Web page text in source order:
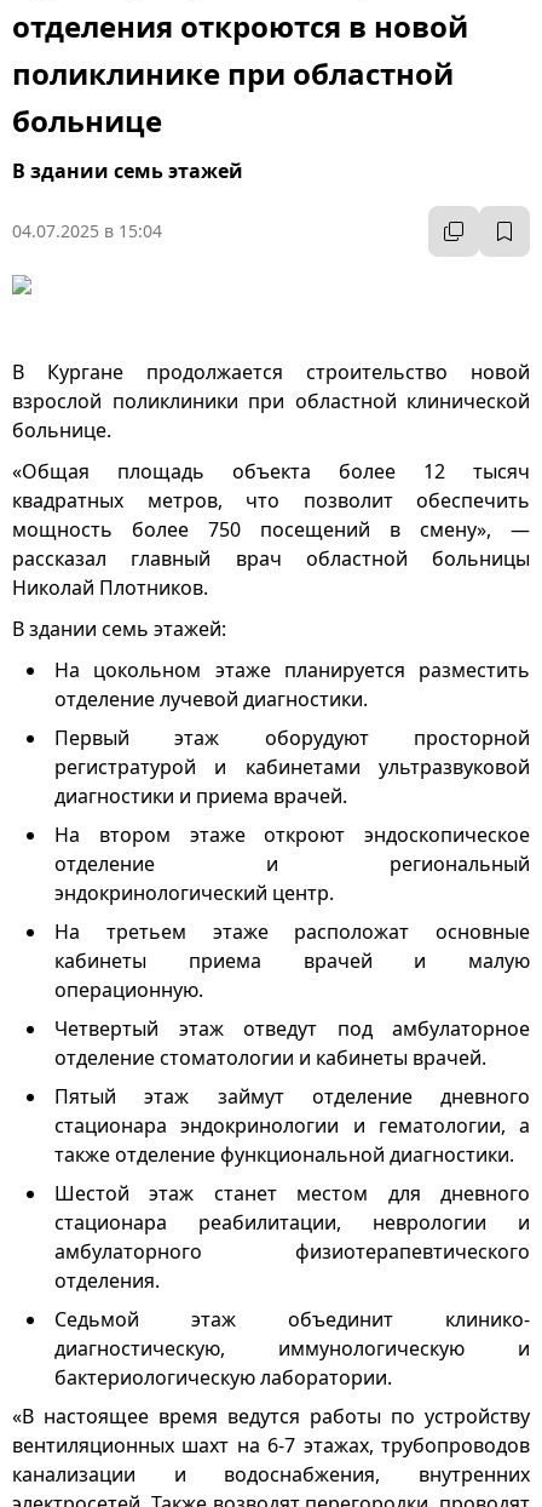
отделения откроются в новой
поликлинике при областной
больнице
В здании семь этажей
04.07.2025 в 15:04
В Кургане продолжается строительство новой
взрослой поликлиники при областной клинической
больнице.
«Общая площадь объекта более 12 тысяч
квадратных метров, что позволит обеспечить
мощность более 750 посещений в смену», —
рассказал главный врач областной больницы
Николай Плотников.
В здании семь этажей:
На цокольном этаже планируется разместить
отделение лучевой диагностики.
Первый этаж оборудуют просторной
регистратурой и кабинетами ультразвуковой
диагностики и приема врачей.
На втором этаже откроют эндоскопическое
отделение и региональный
эндокринологический центр.
На третьем этаже расположат основные
кабинеты приема врачей и малую
операционную.
Четвертый этаж отведут под амбулаторное
отделение стоматологии и кабинеты врачей.
Пятый этаж займут отделение дневного
стационара эндокринологии и гематологии, а
также отделение функциональной диагностики.
Шестой этаж станет местом для дневного
стационара реабилитации, неврологии и
амбулаторного физиотерапевтического
отделения.
Седьмой этаж объединит клинико-
диагностическую, иммунологическую и
бактериологическую лаборатории.
«В настоящее время ведутся работы по устройству
вентиляционных шахт на 6-7 этажах, трубопроводов
канализации и водоснабжения, внутренних